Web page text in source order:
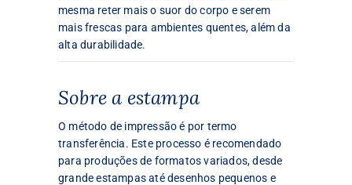
mesma reter mais o suor do corpo e serem
mais frescas para ambientes quentes, além da
alta durabilidade.
Sobre a estampa
O método de impressão é por termo
transferência. Este processo é recomendado
para produções de formatos variados, desde
grande estampas até desenhos pequenos e